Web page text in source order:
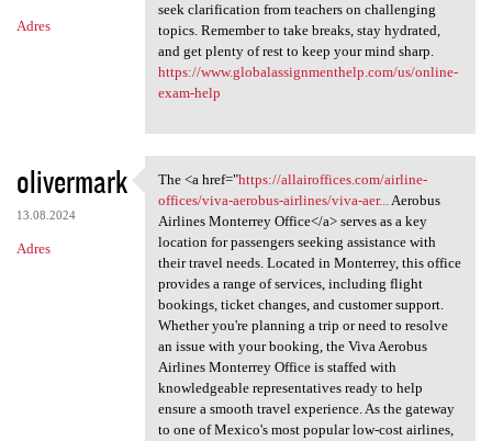
Adres
seek clarification from teachers on challenging
topics. Remember to take breaks, stay hydrated,
and get plenty of rest to keep your mind sharp.
https://www.globalassignmenthelp.com/us/online-
exam-help
olivermark
13.08.2024
Adres
The <a href="https:/
The <a href="https://allairoffices.com/airline-
offices/viva-aerobus-airlines/viva-aer...Aerobus
Airlines Monterrey Office</a> serves as a key
location for passengers seeking assistance with
their travel needs. Located in Monterrey, this office
provides a range of services, including flight
bookings, ticket changes, and customer support.
Whether you're planning a trip or need to resolve
an issue with your booking, the Viva Aerobus
Airlines Monterrey Office is staffed with
knowledgeable representatives ready to help
ensure a smooth travel experience. As the gateway
to one of Mexico's most popular low-cost airlines,